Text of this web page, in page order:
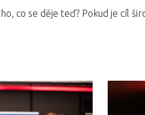
co se děje teď? Pokud je cíl